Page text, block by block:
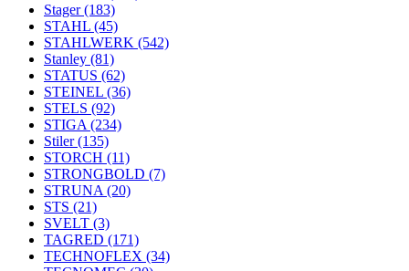
Stager(183)
STAHL (45)
STAHLWERK (542)
Stanley (81)
STATUS (62)
STEINEL (36)
STELS (92)
STIGA (234)
Stiler(135)
STORCH (11)
STRONGBOLD (7)
STRUNA (20)
STS (21)
SVELT (3)
TAGRED (171)
TECHNOFLEX (34)